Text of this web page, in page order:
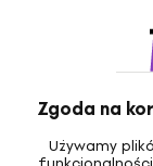
Zgoda na
Używamy